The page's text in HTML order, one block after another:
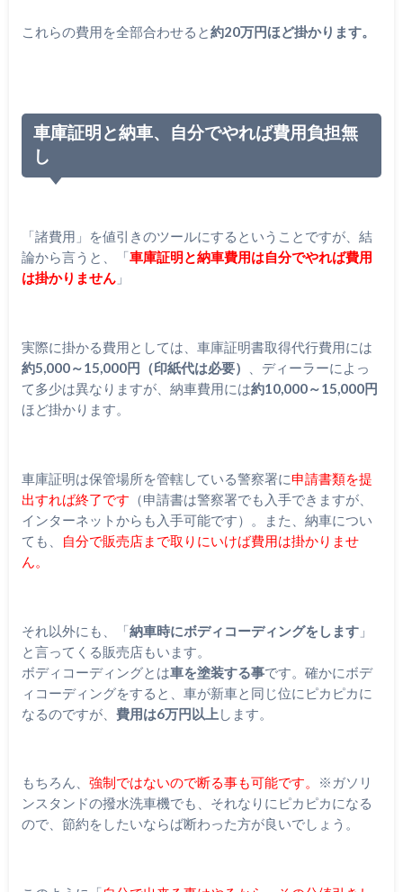
これらの費用を全部合わせると約20万円ほど掛かります。
車庫証明と納車、自分でやれば費用負担無
し
「諸費用」を値引きのツールにするということですが、結
論から言うと、「車庫証明と納車費用は自分でやれば費用
は掛かりません」
実際に掛かる費用としては、車庫証明書取得代行費用には
約5,000～15,000円（印紙代は必要）
、ディーラーによっ
て多少は異なりますが、納車費用には約10,000～15,000円
ほど掛かります。
車庫証明は保管場所を管轄している警察署に申請書類を提
出すれば終了です （申請書は警察署でも入手できますが、
インターネットからも入手可能です）。また、納車につい
ても、
自分で販売店まで取りにいけば費用は掛かりませ
ん。
それ以外にも、「納車時にボディコーディングをします」
と言ってくる販売店もいます。
ボディコーディングとは車を塗装する事です。確かにボデ
ィコーディングをすると、車が新車と同じ位にピカピカに
なるのですが、 費用は6万円以上 します。
もちろん、 強制ではないので断る事も可能です。
※ガソリ
ンスタンドの撥水洗車機でも、それなりにピカピカになる
ので、節約をしたいならば断わった方が良いでしょう。